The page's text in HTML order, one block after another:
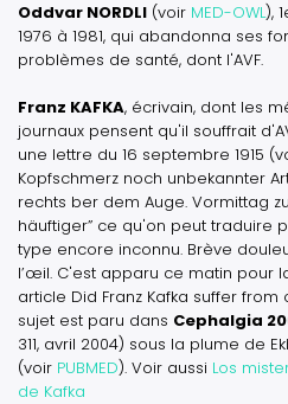
Oddvar NORDLI (voir MED-OWL),
1976 à 1981, qui abandonna ses
problèmes de santé, dont l'AVF.
Franz KAFKA, écrivain, dont les
journaux pensent qu'il souffrait
une lettre du 16 septembre 1915
Kopfschmerz noch unbekannter
rechts ber dem Auge. Vormittag
häuftiger” ce qu'on peut traduire
type encore inconnu. Brève
l’œil. C'est apparu ce matin pour
article Did Franz Kafka suffer
sujet est paru dans Cephalgia
311, avril 2004) sous la plume de
(voir PUBMED). Voir aussi Los
de Kafka